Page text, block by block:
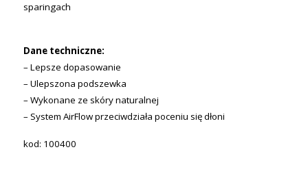
sparingach
Dane techniczne:
– Lepsze dopasowanie
– Ulepszona podszewka
– Wykonane ze skóry naturalnej
– System AirFlow przeciwdziała poceniu się dłoni
kod: 100400